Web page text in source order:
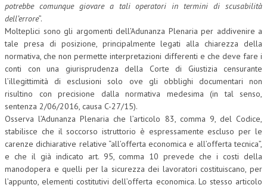
potrebbe comunque giovare a tali operatori in termini di scusabilità
dell’errore”.
Molteplici sono gli argomenti dell’Adunanza Plenaria per addivenire a
tale presa di posizione, principalmente legati alla chiarezza della
normativa, che non permette interpretazioni differenti e che deve fare i
conti con una giurisprudenza della Corte di Giustizia censurante
l’illegittimità di esclusioni solo ove gli obblighi documentari non
risultino con precisione dalla normativa medesima (in tal senso,
sentenza 2/06/2016, causa C-27/15).
Osserva l’Adunanza Plenaria che l’articolo 83, comma 9, del Codice,
stabilisce che il soccorso istruttorio è espressamente escluso per le
carenze dichiarative relative “all’offerta economica e all’offerta tecnica”,
e che il già indicato art. 95, comma 10 prevede che i costi della
manodopera e quelli per la sicurezza dei lavoratori costituiscano, per
l’appunto, elementi costitutivi dell’offerta economica. Lo stesso articolo